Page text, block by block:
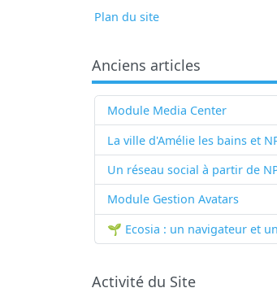
Plan du site
Anciens articles
Module Media Center
Un réseau social à partir de
Module Gestion Avatars
Activité du Site